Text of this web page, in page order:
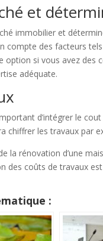
et
immobilier et
compte des facteurs
option si vous avez
adéquate.
d’intégrer le
chiffrer les travaux par
la rénovation d’une
des coûts de travaux
: